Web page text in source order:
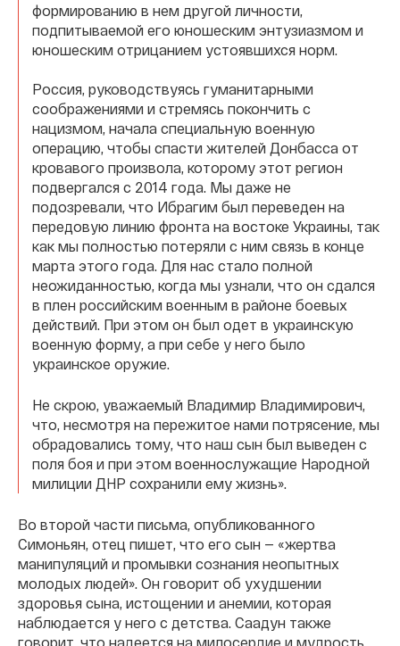
формированию в нем другой личности,
подпитываемой его юношеским энтузиазмом и
юношеским отрицанием устоявшихся норм.
Россия, руководствуясь гуманитарными
соображениями и стремясь покончить с
нацизмом, начала специальную военную
операцию, чтобы спасти жителей Донбасса от
кровавого произвола, которому этот регион
подвергался с 2014 года. Мы даже не
подозревали, что Ибрагим был переведен на
передовую линию фронта на востоке Украины, так
как мы полностью потеряли с ним связь в конце
марта этого года. Для нас стало полной
неожиданностью, когда мы узнали, что он сдался
в плен российским военным в районе боевых
действий. При этом он был одет в украинскую
военную форму, а при себе у него было
украинское оружие.
Не скрою, уважаемый Владимир Владимирович,
что, несмотря на пережитое нами потрясение, мы
обрадовались тому, что наш сын был выведен с
поля боя и при этом военнослужащие Народной
милиции ДНР сохранили ему жизнь».
Во второй части письма, опубликованного
Симоньян, отец пишет, что его сын — «жертва
манипуляций и промывки сознания неопытных
молодых людей». Он говорит об ухудшении
здоровья сына, истощении и анемии, которая
наблюдается у него с детства. Саадун также
говорит, что надеется на милосердие и мудрость